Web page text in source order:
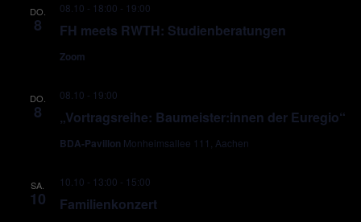
DO.
8 FH meets RWTH: Studienberatungen
08.10 - 18:00 - 19:00
Zoom
DO.
8 „Vortragsreihe: Baumeister:innen der Euregio“
08.10 - 19:00
BDA-Pavillon Monheimsallee 111, Aachen
SA.
10 Familienkonzert
10.10 - 13:00 - 15:00